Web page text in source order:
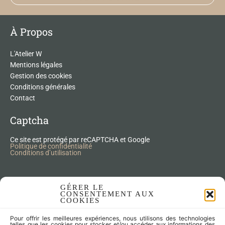
GÉRER LE
CONSENTEMENT AUX
COOKIES
Pour offrir les meilleures expériences, nous utilisons des technologies
À Propos
L'Atelier W
Mentions légales
Gestion des cookies
Conditions générales
Contact
Captcha
Ce site est protégé par reCAPTCHA et Google
Politique de confidentialité
Conditions d’utilisation
Nos Produits Upcycling
Articles zéro déchet